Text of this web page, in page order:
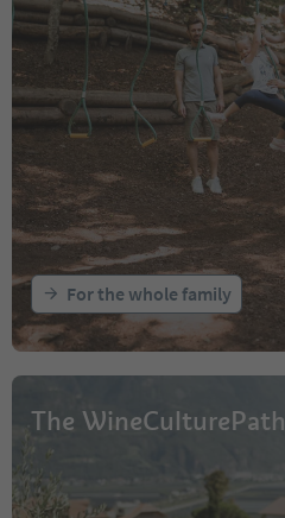
For the whole family
The WineCulturePath